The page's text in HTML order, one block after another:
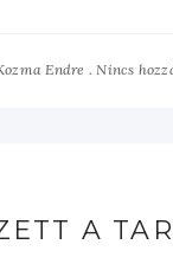
Endre Nincs
A